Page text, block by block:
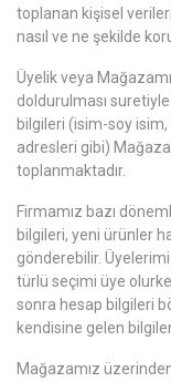
toplanan kişisel
nasıl ve ne şekilde
Üyelik veya
doldurulması
bilgileri (isim-soy
adresleri gibi)
toplanmaktadır.
Firmamız bazı
bilgileri, yeni ürünler
gönderebilir.
türlü seçimi üye
sonra hesap bilgileri
kendisine gelen
Mağazamız